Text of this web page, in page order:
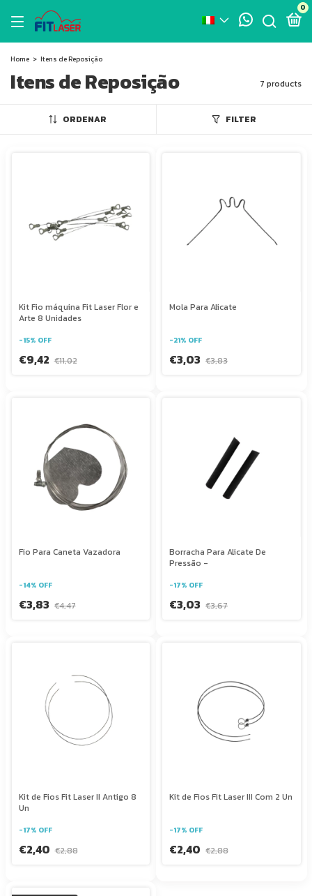
0
Home > Itens de Reposição
Itens de Reposição 7 products
ORDENAR FILTER
Kit Fio máquina Fit Laser Flor e
Arte 8 Unidades
-15% OFF
€9,42 €11,02
Mola Para Alicate
-21% OFF
€3,03 €3,83
Fio Para Caneta Vazadora
-14% OFF
€3,83 €4,47
Borracha Para Alicate De
Pressão -
-17% OFF
€3,03 €3,67
Kit de Fios Fit Laser II Antigo 8
Un
-17% OFF
€2,40 €2,88
Kit de Fios Fit Laser III Com 2 Un
-17% OFF
€2,40 €2,88